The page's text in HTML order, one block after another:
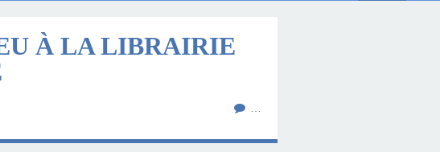
À LA LIBRAIRIE
…